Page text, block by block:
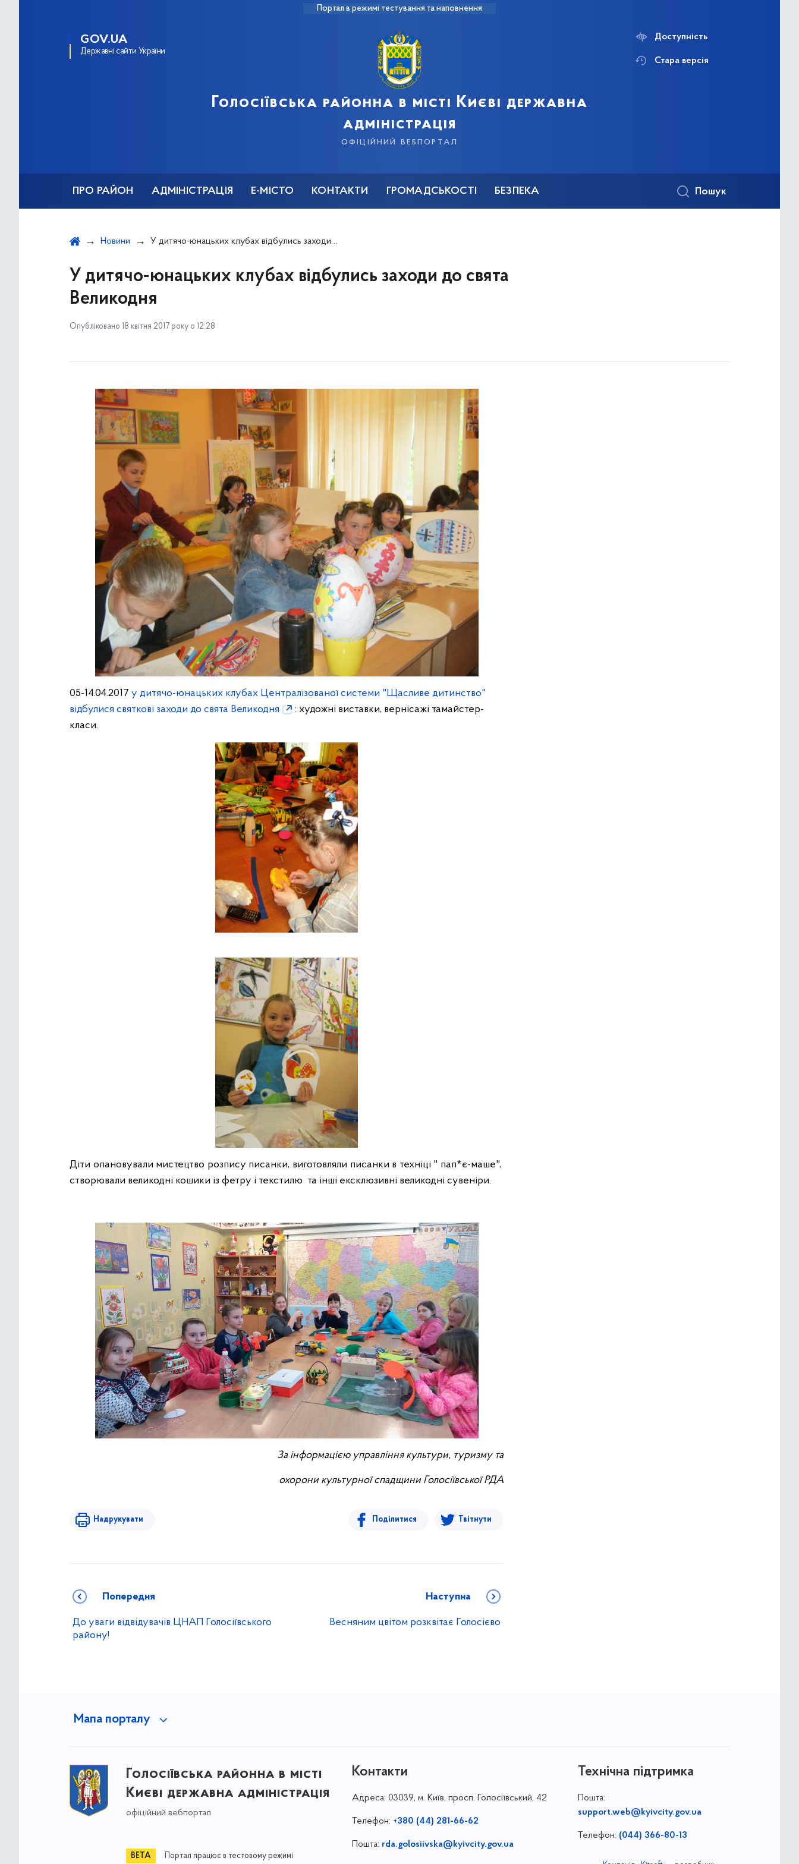
Портал в режимі тестування та наповнення
GOV.UA
Державні сайти України
Голосіївська районна в місті Києві державна
адміністрація
офіційний вебпортал
Доступність
Стара версія
ПРО РАЙОН АДМІНІСТРАЦІЯ Е-МІСТО КОНТАКТИ ГРОМАДСЬКОСТІ БЕЗПЕКА Пошук
Новини У дитячо-юнацьких клубах відбулись заходи до свята Великодня
У дитячо-юнацьких клубах відбулись заходи до свята
Великодня
Опубліковано 18 квітня 2017 року о 12:28
05-14.04.2017 у дитячо-юнацьких клубах Централізованої системи "Щасливе дитинство"
відбулися святкові заходи до свята Великодня
: художні виставки, вернісажі тамайстер-
класи.
Діти опановували мистецтво розпису писанки, виготовляли писанки в техніці " пап*є-маше",
створювали великодні кошики із фетру і текстилю та інші ексклюзивні великодні сувеніри.
За інформацією управління культури, туризму та
охорони культурної спадщини Голосіївської РДА
Надрукувати Поділитися Твітнути
Попередня
До уваги відвідувачів ЦНАП Голосіївського
району!
Наступна
Весняним цвітом розквітає Голосієво
Мапа порталу
Голосіївська районна в місті
Києві державна адміністрація
офіційний вебпортал
Портал працює в тестовому режимі
Контакти
Адреса: 03039, м. Київ, просп. Голосіївський, 42
Телефон: +380 (44) 281-66-62
Пошта: rda.golosiivska@kyivcity.gov.ua
Технічна підтримка
Пошта:
support.web@kyivcity.gov.ua
Телефон: (044) 366-80-13